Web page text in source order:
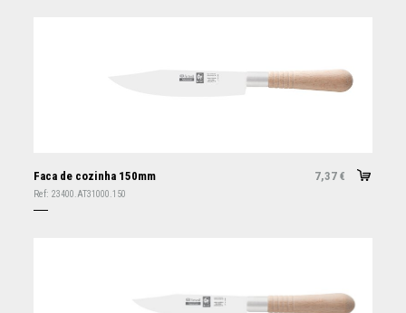
Faca de cozinha 150mm 7,37 €
Ref: 23400.AT31000.150